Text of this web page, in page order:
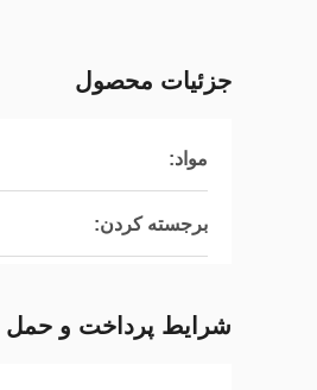
جزئیات محصول
مواد:
برجسته کردن:
شرایط پرداخت و حمل